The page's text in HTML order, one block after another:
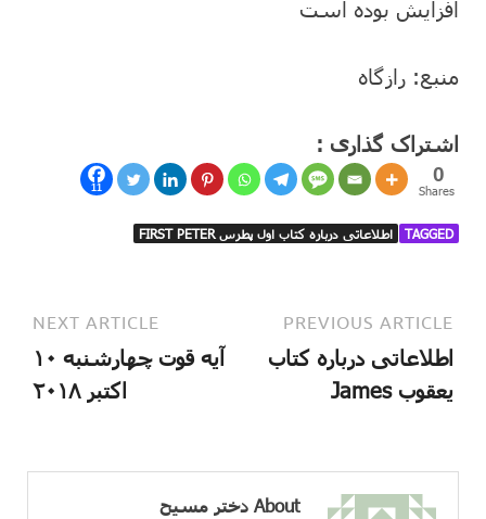
افزایش بوده است
منبع: رازگاه
اشتراک گذاری :
11
0
Shares
TAGGED اطلاعاتی درباره کتاب اول پطرس FIRST PETER
PREVIOUS ARTICLE
اطلاعاتی درباره کتاب
یعقوب James
NEXT ARTICLE
آیه قوت چهارشنبه ۱۰
اکتبر ۲۰۱۸
About دختر مسیح